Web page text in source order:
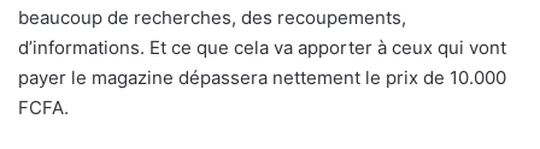
beaucoup de recherches, des recoupements,
d’informations. Et ce que cela va apporter à ceux qui vont
payer le magazine dépassera nettement le prix de 10.000
FCFA.